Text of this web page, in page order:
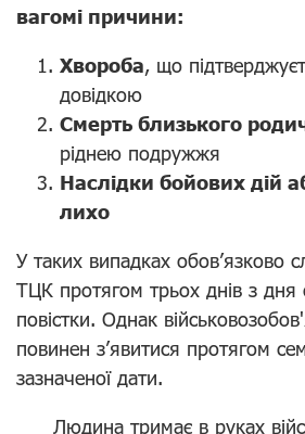
вагомі причини:
Хвороба, що
довідкою
Смерть близького
ріднею подружжя
Наслідки бойових дій
лихо
У таких випадках обов’язково
ТЦК протягом трьох днів з дня
повістки. Однак
повинен з’явитися протягом
зазначеної дати.
Людина тримає в руках